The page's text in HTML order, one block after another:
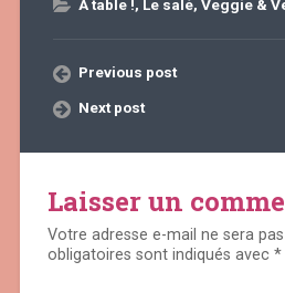
A table !, Le salé, Veggie &
Previous post
Next post
Laisser un
Votre adresse e-mail ne sera
obligatoires sont indiqués avec *